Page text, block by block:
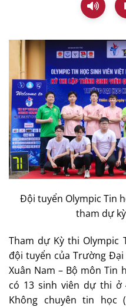
Đội tuyển Olympic Tin
tham dự
Tham dự Kỳ thi Olympic
đội tuyển của Trường
Xuân Nam – Bộ môn Tin
có 13 sinh viên dự thi ở
Không chuyên tin học